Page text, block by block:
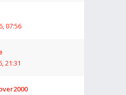
07:56
21:31